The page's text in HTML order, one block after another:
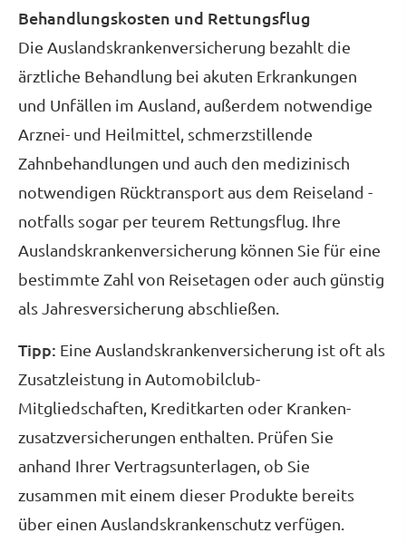
Behandlungskosten und Rettungsflug
Die Auslandskrankenversicherung bezahlt die
ärztliche Behandlung bei akuten Erkrankungen
und Unfällen im Ausland, außerdem notwendige
Arznei- und Heilmittel, schmerzstillende
Zahnbehandlungen und auch den medizinisch
notwendigen Rücktransport aus dem Reiseland -
notfalls sogar per teurem Rettungsflug. Ihre
Auslandskrankenversicherung können Sie für eine
bestimmte Zahl von Reisetagen oder auch günstig
als Jahresversicherung abschließen.
Tipp: Eine Auslandskrankenversicherung ist oft als
Zusatzleistung in Automobilclub-
Mitgliedschaften, Kredit­karten oder Kranken­
zusatz­ver­si­che­rungen enthalten. Prüfen Sie
anhand Ihrer Vertragsunterlagen, ob Sie
zusammen mit einem dieser Produkte bereits
über einen Auslandskrankenschutz verfügen.